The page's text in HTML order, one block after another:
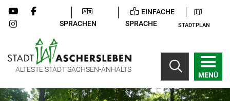
SPRACHEN
EINFACHE
SPRACHE
STADTPLAN
ÄLTESTE STADT SACHSEN-ANHALTS
MENÜ